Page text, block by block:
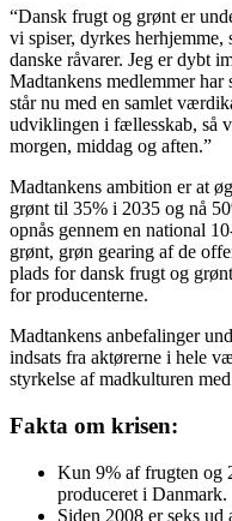
“Dansk frugt og grønt er
vi spiser, dyrkes
danske råvarer. Jeg er dybt
Madtankens medlemmer har
står nu med en samlet
udviklingen i fællesskab, så
morgen, middag og aften.”
Madtankens ambition er at
grønt til 35% i 2035 og nå
opnås gennem en national
grønt, grøn gearing af de
plads for dansk frugt og
for producenterne.
Madtankens anbefalinger
indsats fra aktørerne i hele
styrkelse af madkulturen
Fakta om krisen:
Kun 9% af frugten og
produceret i Danmark.
Siden 2008 er seks